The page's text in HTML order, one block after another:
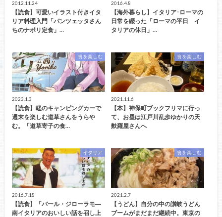
2012.11.24
【読食】可愛いイラスト付きイタ
リア料理入門「パンツェッタさん
ちのナポリ定食」…
2016.4.8
【海外暮らし】イタリア･ローマの
日常を綴った「ローマの平日 イ
タリアの休日」…
食を楽しむ
2023.1.3
【読食】軽のキャンピングカーで
週末を楽しむ道草さんをうらや
む。「道草寄子の食…
食を楽しむ
2021.11.6
【本】神保町ブックフリマに行っ
て、お昼は江戸川乱歩ゆかりの天
麩羅屋さんへ
イタリア
2016.7.18
【読食】「バール・ジローラモ―
南イタリアのおいしい話を召し上
食を楽しむ
2021.2.7
【うどん】自分の中の讃岐うどん
ブームがまだまだ継続中。東京の